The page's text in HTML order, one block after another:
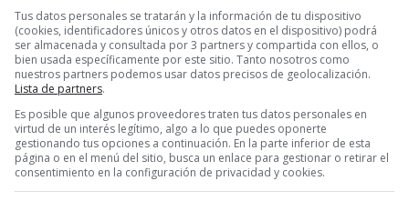
cuando es hora de acostarse, sus ansiedades salen a la superficie.
tranquilizarse necesita ir a la cama de sus padres.
se expresa
y trata de entender cómo funcionan los adultos, también trata de
ama a mí? ¿Por qué quieren estar solos? ¿Qué hacen cuando
Tus datos personales se tratarán y la información de tu dispositivo
(cookies, identificadores únicos y otros datos en el dispositivo) podrá
ser almacenada y consultada por 3 partners y compartida con ellos, o
bien usada específicamente por este sitio. Tanto nosotros como
nuestros partners podemos usar datos precisos de geolocalización.
Lista de partners.
Es posible que algunos proveedores traten tus datos personales en
virtud de un interés legítimo, algo a lo que puedes oponerte
gestionando tus opciones a continuación. En la parte inferior de esta
página o en el menú del sitio, busca un enlace para gestionar o retirar el
consentimiento en la configuración de privacidad y cookies.